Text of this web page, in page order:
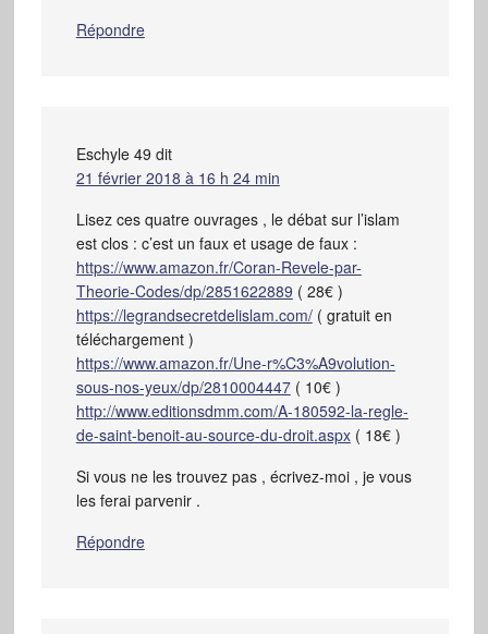
Répondre
Eschyle 49 dit
21 février 2018 à 16 h 24 min
Lisez ces quatre ouvrages , le débat sur l’islam
est clos : c’est un faux et usage de faux :
https://www.amazon.fr/Coran-Revele-par-
Theorie-Codes/dp/2851622889 ( 28€ )
https://legrandsecretdelislam.com/( gratuit en
téléchargement )
https://www.amazon.fr/Une-r%C3%A9volution-
sous-nos-yeux/dp/2810004447( 10€ )
http://www.editionsdmm.com/A-180592-la-regle-
de-saint-benoit-au-source-du-droit.aspx( 18€ )
Si vous ne les trouvez pas , écrivez-moi , je vous
les ferai parvenir .
Répondre